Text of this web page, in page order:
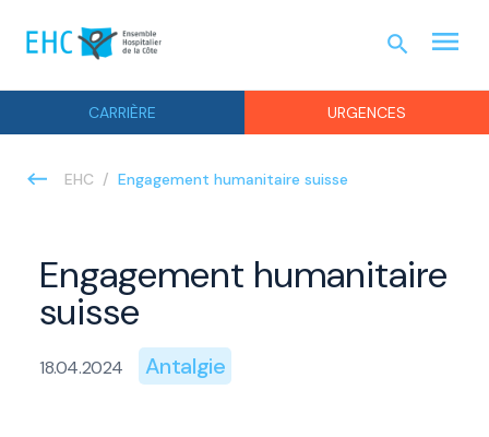
CARRIÈRE URGENCES
search menu
EHC Engagement humanitaire suisse
Engagement humanitaire
suisse
18.04.2024 Antalgie